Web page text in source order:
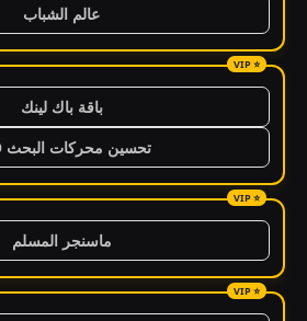
عالم الشباب
باقة باك لينك
تحسين محركات البحث SEO
ماسنجر المسلم